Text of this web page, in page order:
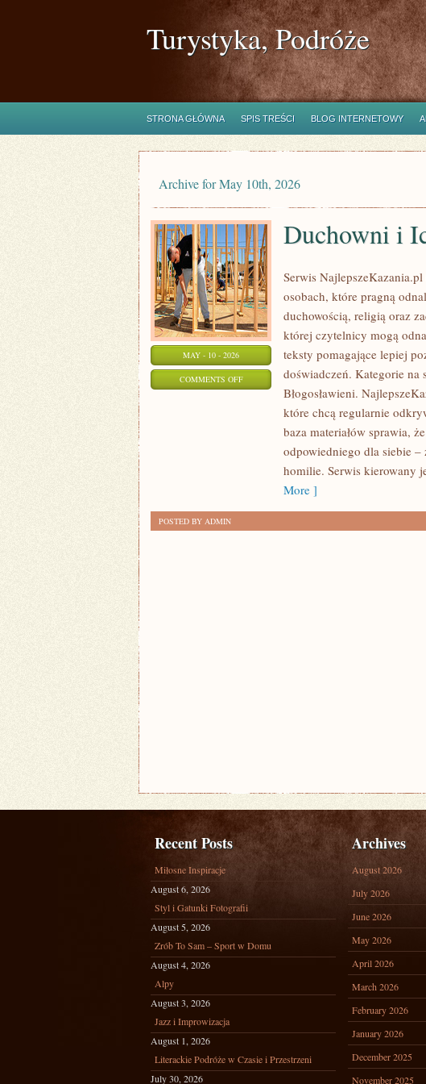
Turystyka, Podróże
STRONA GŁÓWNA SPIS TREŚCI BLOG INTERNETOWY
Archive for May 10th, 2026
MAY - 10 - 2026
COMMENTS OFFON
DUCHOWNI
Duchowni i
Serwis
osobach, które pragną
duchowością, religią oraz
której czytelnicy mogą
teksty pomagające lepiej
doświadczeń. Kategorie na
Błogosławieni.
które chcą regularnie
baza materiałów sprawia,
odpowiedniego dla siebie
homilie. Serwis kierowany
More ]
POSTED BY ADMIN
Recent Posts
Miłosne Inspiracje
August 6, 2026
Styl i Gatunki Fotografii
August 5, 2026
Zrób To Sam – Sport w Domu
August 4, 2026
Alpy
August 3, 2026
Jazz i Improwizacja
August 1, 2026
Literackie Podróże w Czasie i Przestrzeni
July 30, 2026
Archives
August 2026
July 2026
June 2026
May 2026
April 2026
March 2026
February 2026
January 2026
December 2025
November 2025